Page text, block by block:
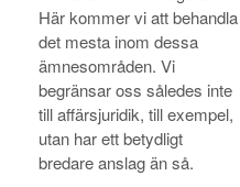
Här kommer vi att behandla
det mesta inom dessa
ämnesområden. Vi
begränsar oss således inte
till affärsjuridik, till exempel,
utan har ett betydligt
bredare anslag än så.